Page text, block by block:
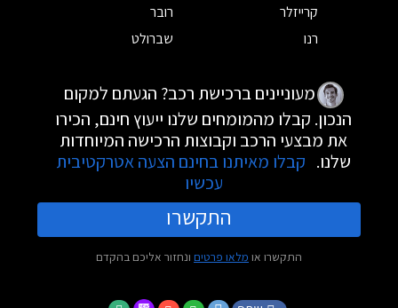
קרייזלר
רובר
רנו
שברולט
מעוניינים ברכישת רכב? הגעתם למקום
הנכון. קבלו מהמומחים שלנו ייעוץ חינם, הכירו
את מבצעי הרכב וקבוצות הרכישה המיוחדות
שלנו. קבלו מאיתנו בחינם הצעה אטרקטיבית
עכשיו
התקשרו
התקשרו או מלאו פרטים ונחזור אליכם בהקדם